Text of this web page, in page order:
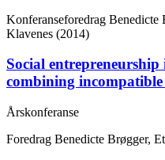
Konferanseforedrag Benedicte
Klavenes (2014)
Social
combining incompatible
Årskonferanse
Foredrag Benedicte Brøgger,